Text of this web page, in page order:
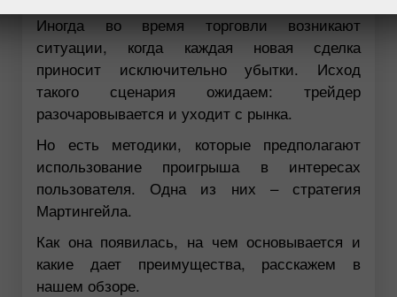
Иногда во время торговли возникают
ситуации, когда каждая новая сделка
приносит исключительно убытки. Исход
такого сценария ожидаем: трейдер
разочаровывается и уходит с рынка.
Но есть методики, которые предполагают
использование проигрыша в интересах
пользователя. Одна из них – стратегия
Мартингейла.
Как она появилась, на чем основывается и
какие дает преимущества, расскажем в
нашем обзоре.